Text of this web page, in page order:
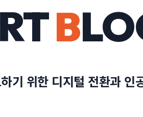
B
기 위한 디지털 전환과 인